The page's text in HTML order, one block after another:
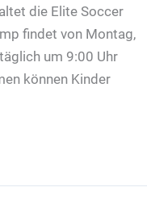
die Elite Soccer
findet von Montag,
um 9:00 Uhr
können Kinder